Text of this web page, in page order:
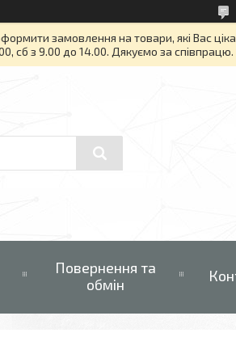
замовлення на товари, які Вас
сб з 9.00 до 14.00. Дякуємо за співпрацю.
Повернення та
обмін